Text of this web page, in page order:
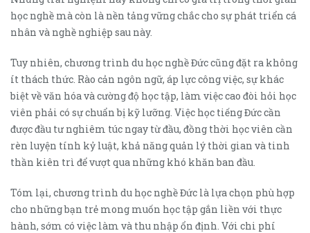
học nghề mà còn là nền tảng vững chắc cho sự phát triển cá
nhân và nghề nghiệp sau này.
Tuy nhiên, chương trình du học nghề Đức cũng đặt ra không
ít thách thức. Rào cản ngôn ngữ, áp lực công việc, sự khác
biệt về văn hóa và cường độ học tập, làm việc cao đòi hỏi học
viên phải có sự chuẩn bị kỹ lưỡng. Việc học tiếng Đức cần
được đầu tư nghiêm túc ngay từ đầu, đồng thời học viên cần
rèn luyện tính kỷ luật, khả năng quản lý thời gian và tinh
thần kiên trì để vượt qua những khó khăn ban đầu.
Tóm lại, chương trình du học nghề Đức là lựa chọn phù hợp
cho những bạn trẻ mong muốn học tập gắn liền với thực
hành, sớm có việc làm và thu nhập ổn định. Với chi phí